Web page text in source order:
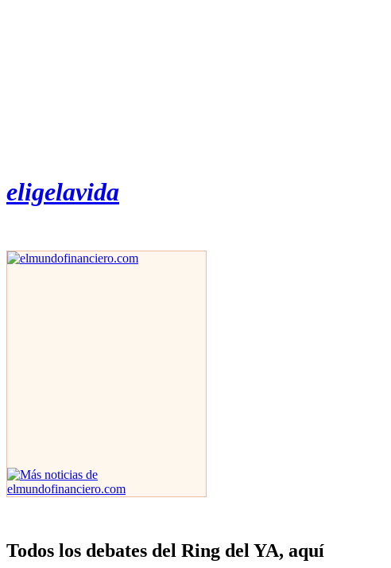
eligelavida
Todos los debates del Ring del YA, aquí